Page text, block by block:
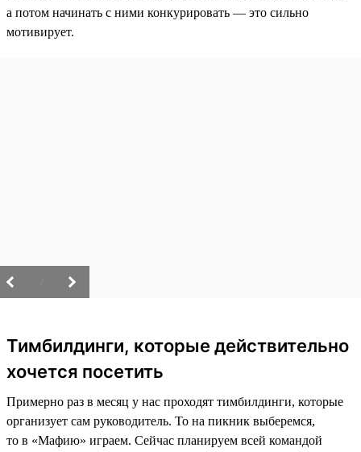
а потом начинать с ними конкурировать — это сильно
мотивирует.
Тимбилдинги, которые действительно
хочется посетить
Примерно раз в месяц у нас проходят тимбилдинги, которые
организует сам руководитель. То на пикник выберемся,
то в «Мафию» играем. Сейчас планируем всей командой